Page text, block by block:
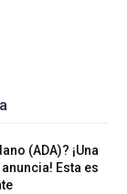
(ADA)? ¡Una
Esta es